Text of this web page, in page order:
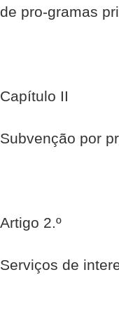
de pro-gramas
Capítulo II
Subvenção por
Artigo 2.º
Serviços de